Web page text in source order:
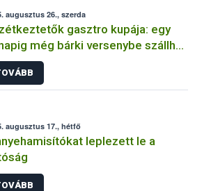
augusztus 26., szerda
gasztro kupája: egy
még bárki versenybe szállhat
konyha” címéért
augusztus 17., hétfő
leplezett le a